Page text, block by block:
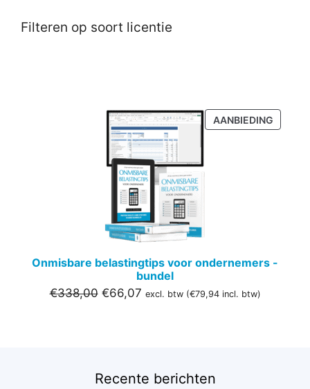
Filteren op soort licentie
AANBIEDING
IN
Onmisbare belastingtips voor ondernemers -
bundel
€338,00 Oorspronkelijke
€66,07Huidige
excl. btw (€79,94incl. btw)
Recente berichten